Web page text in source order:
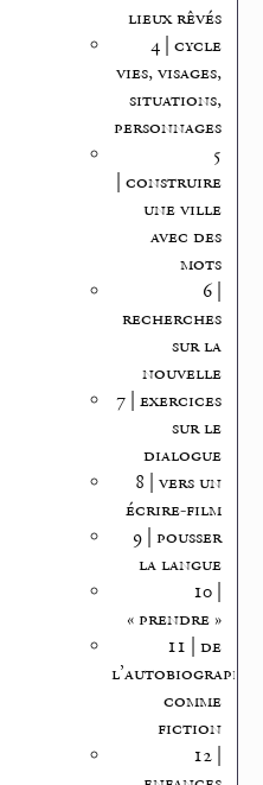
lieux rêvés
4 | cycle
vies, visages,
situations,
personnages
5
| construire
une ville
avec des
mots
6 |
recherches
sur la
nouvelle
7 | exercices
sur le
dialogue
8 | vers un
écrire-film
9 | pousser
la langue
10 |
« prendre »
11 | de
l’autobiographie
comme
fiction
12 |